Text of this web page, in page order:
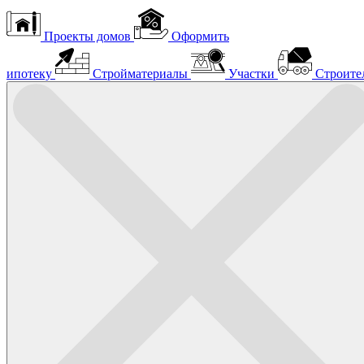
Проекты домов Оформить
ипотеку Стройматериалы Участки